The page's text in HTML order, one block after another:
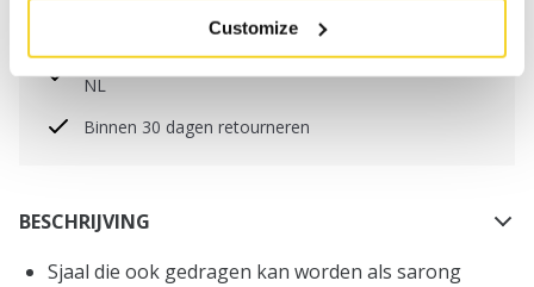
Customize
worden geplaatst, worden dezelfde dag verzonden
Gratis verzending voor orders boven € 50,- binnen
NL
Binnen 30 dagen retourneren
BESCHRIJVING
Sjaal die ook gedragen kan worden als sarong